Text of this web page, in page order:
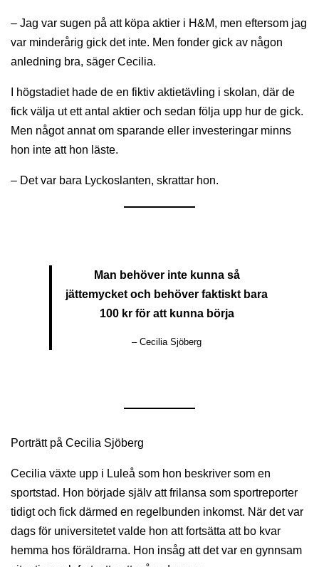
– Jag var sugen på att köpa aktier i H&M, men eftersom jag
var minderårig gick det inte. Men fonder gick av någon
anledning bra, säger Cecilia.
I högstadiet hade de en fiktiv aktietävling i skolan, där de
fick välja ut ett antal aktier och sedan följa upp hur de gick.
Men något annat om sparande eller investeringar minns
hon inte att hon läste.
– Det var bara Lyckoslanten, skrattar hon.
Man behöver inte kunna så
jättemycket och behöver faktiskt bara
100 kr för att kunna börja
– Cecilia Sjöberg
Porträtt på Cecilia Sjöberg
Cecilia växte upp i Luleå som hon beskriver som en
sportstad. Hon började själv att frilansa som sportreporter
tidigt och fick därmed en regelbunden inkomst. När det var
dags för universitetet valde hon att fortsätta att bo kvar
hemma hos föräldrarna. Hon insåg att det var en gynnsam